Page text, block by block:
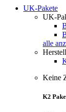
UK-Pakete
UK-
alle
Keine
K2